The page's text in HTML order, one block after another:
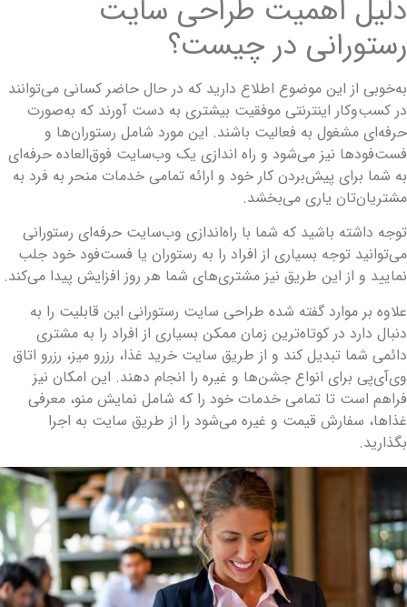
دلیل اهمیت طراحی سایت
رستورانی در چیست؟
به‌خوبی از این موضوع اطلاع دارید که در حال حاضر کسانی می‌توانند
در کسب‌وکار اینترنتی موفقیت بیشتری به دست آورند که به‌صورت
حرفه‌ای مشغول به فعالیت باشند. این مورد شامل رستوران‌ها و
فست‌فودها نیز می‌شود و راه اندازی یک وب‌سایت فوق‌العاده حرفه‌ای
به شما برای پیش‌بردن کار خود و ارائه تمامی خدمات منحر به فرد به
مشتریان‌تان یاری می‌بخشد.
توجه داشته باشید که شما با راه‌اندازی وب‌سایت حرفه‌ای رستورانی
می‌توانید توجه بسیاری از افراد را به رستوران یا فست‌فود خود جلب
نمایید و از این طریق نیز مشتری‌های شما هر روز افزایش پیدا می‌کند.
علاوه بر موارد گفته شده طراحی سایت رستورانی این قابلیت را به
دنبال دارد در کوتاه‌ترین زمان ممکن بسیاری از افراد را به مشتری
دائمی شما تبدیل کند و از طریق سایت خرید غذا، رزرو میز، رزرو اتاق
وی‌آی‌پی برای انواع جشن‌ها و غیره را انجام دهند. این امکان نیز
فراهم است تا تمامی خدمات خود را که شامل نمایش منو، معرفی
غذاها، سفارش قیمت و غیره می‌شود را از طریق سایت به اجرا
بگذارید.